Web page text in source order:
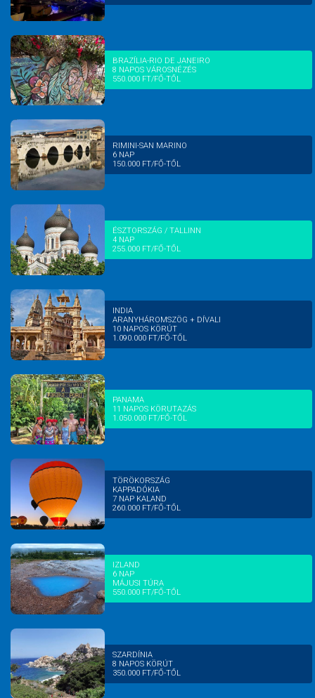
BRAZÍLIA-RIO DE JANEIRO
8 NAPOS VÁROSNÉZÉS
550.000 FT/FŐ-TŐL
RIMINI-SAN MARINO
6 NAP
150.000 FT/FŐ-TŐL
ÉSZTORSZÁG / TALLINN
4 NAP
255.000 FT/FŐ-TŐL
INDIA
ARANYHÁROMSZÖG + DÍVALI
10 NAPOS KÖRÚT
1.090.000 FT/FŐ-TŐL
PANAMA
11 NAPOS KÖRUTAZÁS
1.050.000 FT/FŐ-TŐL
TÖRÖKORSZÁG
KAPPADÓKIA
7 NAP KALAND
260.000 FT/FŐ-TŐL
IZLAND
6 NAP
MÁJUSI TÚRA
550.000 FT/FŐ-TŐL
SZARDÍNIA
8 NAPOS KÖRÚT
350.000 FT/FŐ-TŐL